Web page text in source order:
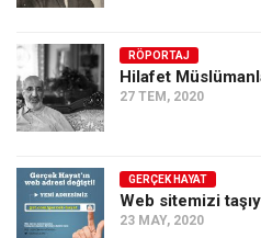
RÖPORTAJ
Hilafet
27 TEM, 2020
GERÇEK HAYAT
Web sitemizi
23 MAY, 2020